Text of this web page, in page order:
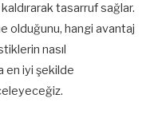
tasarruf sağlar.
olduğunu, hangi avantaj
nasıl
en iyi şekilde